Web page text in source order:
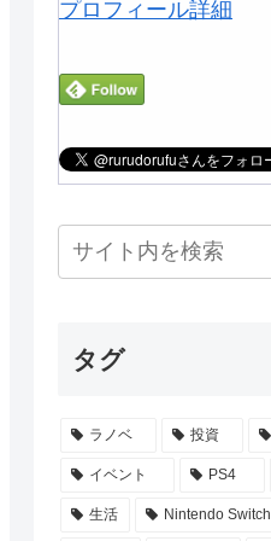
プロフィール詳細
タグ
ラノベ 投資
イベント PS4
生活 Nintendo Switch